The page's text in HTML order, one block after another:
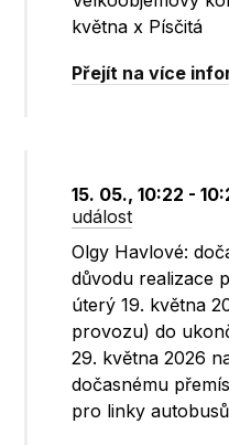
května x Písčitá
Přejít na více
15. 05., 10:22 -
událost
Olgy Havlové:
důvodu realizace
úterý 19. května
provozu) do
29. května 2026
dočasnému
pro linky